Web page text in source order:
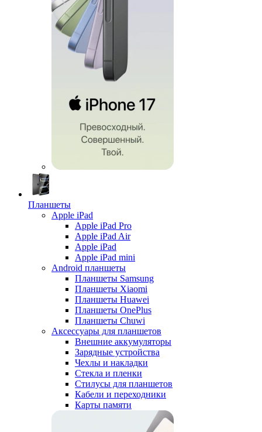
Планшеты
Apple iPad
Apple iPad Pro
Apple iPad Air
Apple iPad
Apple iPad mini
Android планшеты
Планшеты Samsung
Планшеты Xiaomi
Планшеты Huawei
Планшеты OnePlus
Планшеты Chuwi
Аксессуары для планшетов
Внешние аккумуляторы
Зарядные устройства
Чехлы и накладки
Стекла и пленки
Стилусы для планшетов
Кабели и переходники
Карты памяти